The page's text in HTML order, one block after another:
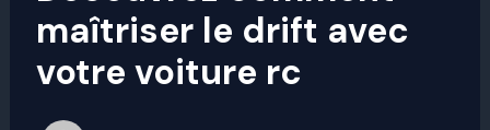
maîtriser le drift avec
votre voiture rc